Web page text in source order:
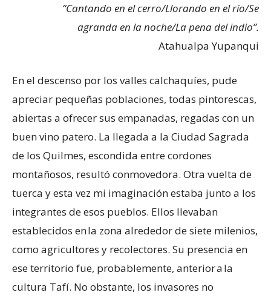
“Cantando en el cerro/Llorando en el río/Se
agranda en la noche/La pena del indio”.
Atahualpa Yupanqui
En el descenso por los valles calchaquíes, pude
apreciar pequeñas poblaciones, todas pintorescas,
abiertas a ofrecer sus empanadas, regadas con un
buen vino patero. La llegada a la Ciudad Sagrada
de los Quilmes, escondida entre cordones
montañosos, resultó conmovedora. Otra vuelta de
tuerca y esta vez mi imaginación estaba junto a los
integrantes de esos pueblos. Ellos llevaban
establecidos en la zona alrededor de siete milenios,
como agricultores y recolectores. Su presencia en
ese territorio fue, probablemente, anterior a la
cultura Tafí. No obstante, los invasores no